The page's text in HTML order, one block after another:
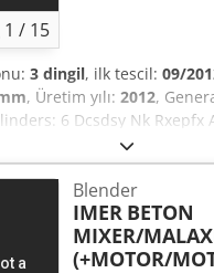
1 / 15
3 dingil, ilk tescil: 09/
, Üretim yılı: 2012,
6 Dcsdsy Nk Rxepfx
385/65R22.5
27,180 kg Gross
Blender
IMER BETON
MIXER/
(+MOTOR/